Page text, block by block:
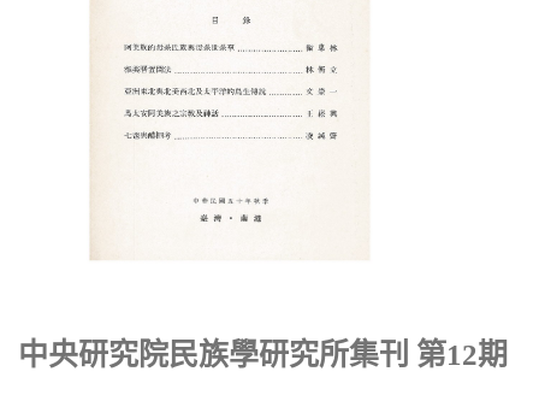
中央研究院民族學研究所集刊 第12期